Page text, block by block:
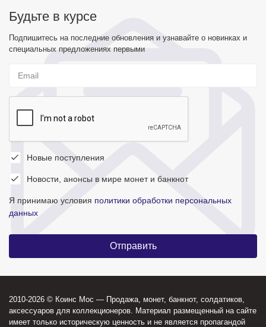
Будьте в курсе
Подпишитесь на последние обновления и узнавайте о новинках и
специальных предложениях первыми
Новые поступления
Новости, анонсы в мире монет и банкнот
Я принимаю условия политики обработки персональных
данных
2010-2026 © Коинс Мос — Продажа, монет, банкнот, солдатиков,
аксессуаров для коллекционеров. Материал размещенный на сайте
имеет только историческую ценность и не является пропагандой